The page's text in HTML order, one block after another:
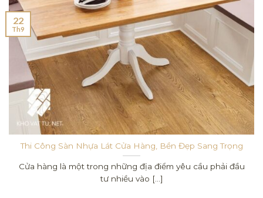
Thi Công Sàn Nhựa Lát Cửa Hàng, Bền Đẹp Sang Trọng
Cửa hàng là một trong những địa điểm yêu cầu phải đầu
tư nhiều vào [...]
22
Th9